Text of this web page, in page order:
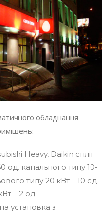
обладнання
Heavy, Daikin спліт
од. канального типу 10-
типу 20 кВт – 10 од.
– 2 од.
установка з